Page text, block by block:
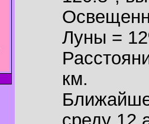
Луны =
км.
среду 12